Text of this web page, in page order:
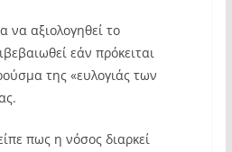
να αξιολογηθεί το
εάν πρόκειται
της «ευλογιάς των
πως η νόσος διαρκεί